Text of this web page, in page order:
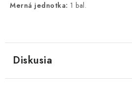
Merná jednotka: 1 bal.
Diskusia